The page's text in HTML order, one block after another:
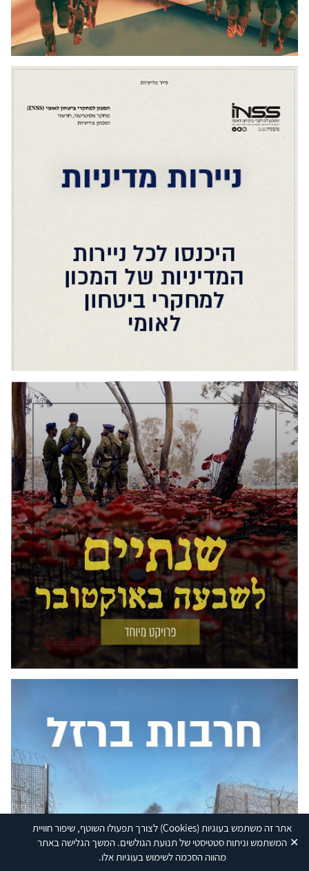
אתר זה משתמש בעוגיות(Cookies) לצורך תפעולו השוטף, שיפור חוויית
המשתמש וניתוח סטטיסטי של תנועת הגולשים. המשך הגלישה באתר
מהווה הסכמה לשימוש בעוגיות אלו.
✕